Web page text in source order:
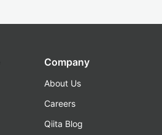
Company
About Us
Careers
Qiita Blog